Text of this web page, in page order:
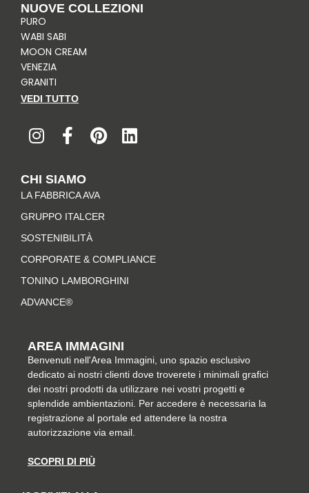
NUOVE COLLEZIONI
PURO
WABI SABI
MOON CREAM
VENEZIA
GRANITI
VEDI TUTTO
n
s
a
g
r
a
m
a
c
b
o
o
k
-
f
i
n
r
e
t
i
n
CHI SIAMO
LA FABBRICA AVA
GRUPPO ITALCER
SOSTENIBILITÀ
CORPORATE & COMPLIANCE
TONINO LAMBORGHINI
ADVANCE®
AREA IMMAGINI
Benvenuti nell'Area Immagini, uno spazio esclusivo
dedicato ai nostri clienti dove troverete i minimali grafici
dei nostri prodotti da utilizzare nei vostri progetti e
splendide ambientazioni. Per accedere è necessaria la
registrazione al portale ed attendere la nostra
autorizzazione via email.
SCOPRI DI PIÙ